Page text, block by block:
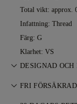
Total vikt: approx.
Infattning: Thread
Färg: G
Klarhet: VS
DESIGNAD OCH
Konsten att
FRI
Allt porto är